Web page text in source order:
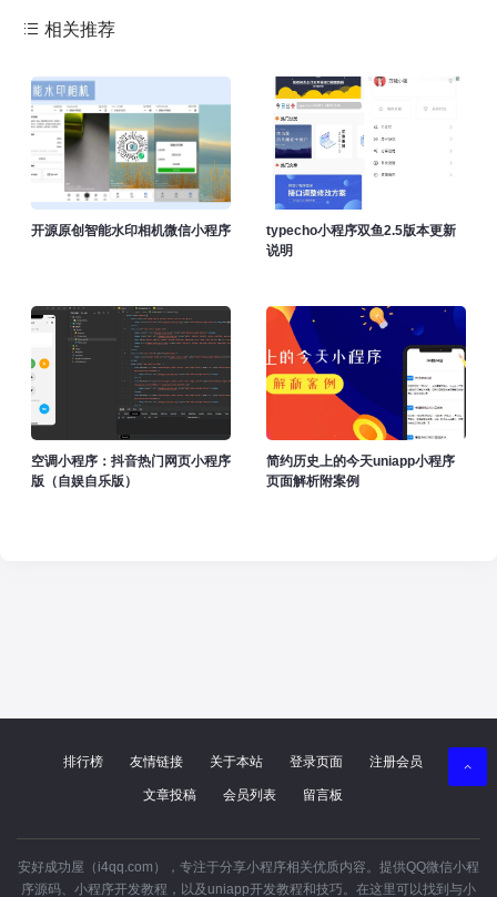
相关推荐
开源原创智能水印相机微信小程序
typecho小程序双鱼2.5版本更新
说明
空调小程序：抖音热门网页小程序
版（自娱自乐版）
简约历史上的今天uniapp小程序
页面解析附案例
排行榜 友情链接 关于本站 登录页面 注册会员
文章投稿 会员列表 留言板
安好成功屋（i4qq.com），专注于分享小程序相关优质内容。提供QQ微信小程
序源码、小程序开发教程，以及uniapp开发教程和技巧。在这里可以找到与小